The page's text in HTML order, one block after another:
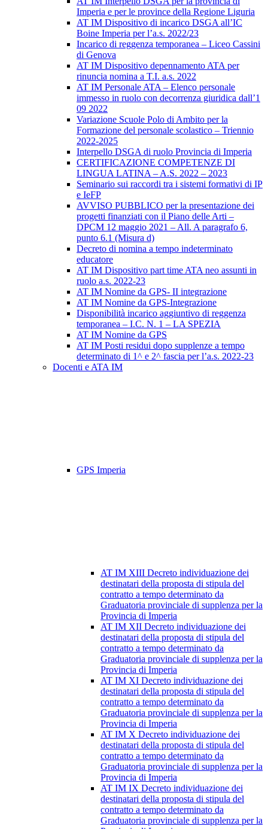
Imperia e per le province della Regione Liguria
AT IM Dispositivo di incarico DSGA all’IC
Boine Imperia per l’a.s. 2022/23
Incarico di reggenza temporanea – Liceo Cassini
di Genova
AT IM Dispositivo depennamento ATA per
rinuncia nomina a T.I. a.s. 2022
AT IM Personale ATA – Elenco personale
immesso in ruolo con decorrenza giuridica dall’1
09 2022
Variazione Scuole Polo di Ambito per la
Formazione del personale scolastico – Triennio
2022-2025
Interpello DSGA di ruolo Provincia di Imperia
CERTIFICAZIONE COMPETENZE DI
LINGUA LATINA – A.S. 2022 – 2023
Seminario sui raccordi tra i sistemi formativi di IP
e IeFP
AVVISO PUBBLICO per la presentazione dei
progetti finanziati con il Piano delle Arti –
DPCM 12 maggio 2021 – All. A paragrafo 6,
punto 6.1 (Misura d)
Decreto di nomina a tempo indeterminato
educatore
AT IM Dispositivo part time ATA neo assunti in
ruolo a.s. 2022-23
AT IM Nomine da GPS- II integrazione
AT IM Nomine da GPS-Integrazione
Disponibilità incarico aggiuntivo di reggenza
temporanea – I.C. N. 1 – LA SPEZIA
AT IM Nomine da GPS
AT IM Posti residui dopo supplenze a tempo
determinato di 1^ e 2^ fascia per l’a.s. 2022-23
Docenti e ATA IM
GPS Imperia
AT IM XIII Decreto individuazione dei
destinatari della proposta di stipula del
contratto a tempo determinato da
Graduatoria provinciale di supplenza per la
Provincia di Imperia
AT IM XII Decreto individuazione dei
destinatari della proposta di stipula del
contratto a tempo determinato da
Graduatoria provinciale di supplenza per la
Provincia di Imperia
AT IM XI Decreto individuazione dei
destinatari della proposta di stipula del
contratto a tempo determinato da
Graduatoria provinciale di supplenza per la
Provincia di Imperia
AT IM X Decreto individuazione dei
destinatari della proposta di stipula del
contratto a tempo determinato da
Graduatoria provinciale di supplenza per la
Provincia di Imperia
AT IM IX Decreto individuazione dei
destinatari della proposta di stipula del
contratto a tempo determinato da
Graduatoria provinciale di supplenza per la